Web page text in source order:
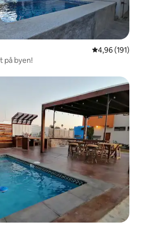
4,96 ud af 5 i
4,96 (191)
på byen!